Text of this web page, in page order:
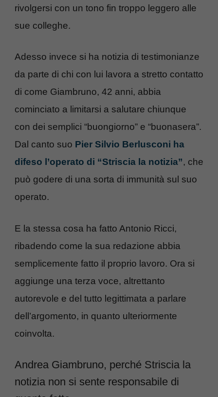
rivolgersi con un tono fin troppo leggero alle
sue colleghe.
Adesso invece si ha notizia di testimonianze
da parte di chi con lui lavora a stretto contatto
di come Giambruno, 42 anni, abbia
cominciato a limitarsi a salutare chiunque
con dei semplici “buongiorno” e “buonasera”.
Dal canto suo Pier Silvio Berlusconi ha
difeso l’operato di “Striscia la notizia”, che
può godere di una sorta di immunità sul suo
operato.
E la stessa cosa ha fatto Antonio Ricci,
ribadendo come la sua redazione abbia
semplicemente fatto il proprio lavoro. Ora si
aggiunge una terza voce, altrettanto
autorevole e del tutto legittimata a parlare
dell’argomento, in quanto ulteriormente
coinvolta.
Andrea Giambruno, perché Striscia la
notizia non si sente responsabile di